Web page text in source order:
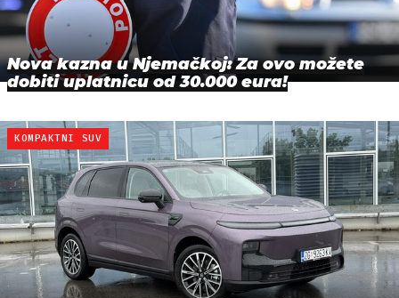
Nova kazna u Njemačkoj: Za ovo možete
dobiti uplatnicu od 30.000 eura!
KOMPAKTNI SUV